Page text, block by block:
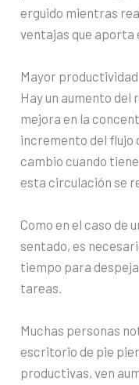
erguido mientras
ventajas que aporta
Mayor productividad
Hay un aumento del
mejora en la
incremento del flujo
cambio cuando
esta circulación se
Como en el caso de
sentado, es
tiempo para
tareas.
Muchas personas
escritorio de pie
productivas, ven